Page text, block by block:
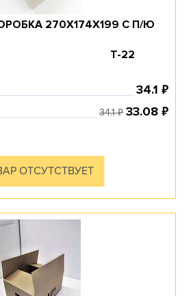
270Х174Х199 С П/Ю
Т-22
34.1 ₽
34.1₽ 33.08 ₽
ОТСУТСТВУЕТ